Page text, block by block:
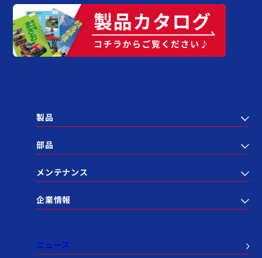
製品
部品
メンテナンス
企業情報
ニュース